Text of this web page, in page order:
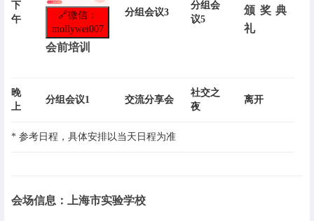
下
午
🔗微信：
mollywei007
会前培训
分组会议3
分组会
议5
颁奖典
礼
晚
上
分组会议1 交流分享会
社交之
夜
离开
* 参考日程，具体安排以当天日程为准
会场信息：上海市实验学校